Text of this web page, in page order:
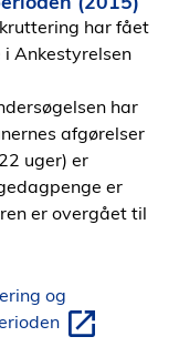
har fået
Ankestyrelsen
har
afgørelser
uger) er
er
er overgået til
og